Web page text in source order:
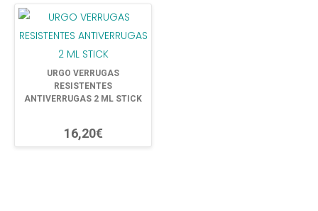
URGO VERRUGAS
RESISTENTES
ANTIVERRUGAS 2 ML STICK
16,20€